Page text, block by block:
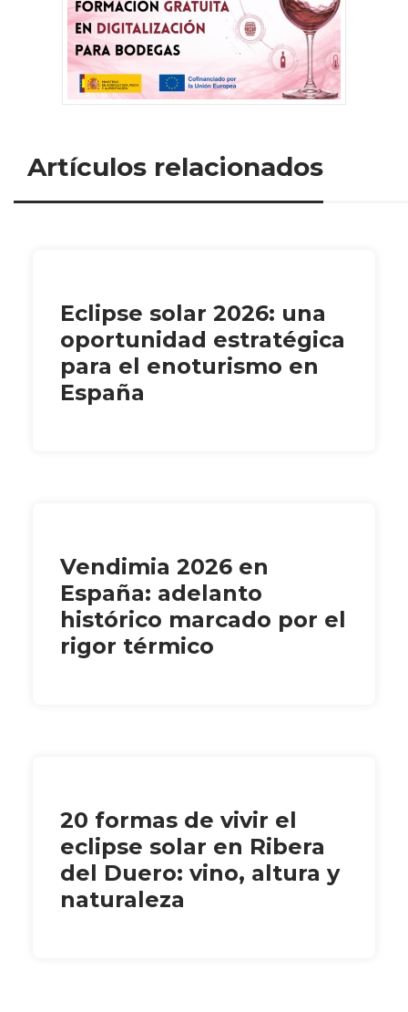
Artículos relacionados
Eclipse solar 2026: una
oportunidad estratégica
para el enoturismo en
España
Vendimia 2026 en
España: adelanto
histórico marcado por el
rigor térmico
20 formas de vivir el
eclipse solar en Ribera
del Duero: vino, altura y
naturaleza